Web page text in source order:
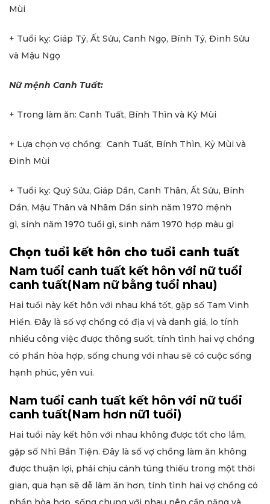
Mùi
+ Tuổi kỵ: Giáp Tý, Ất Sửu, Canh Ngọ, Bính Tý, Đinh Sửu
và Mậu Ngọ
Nữ mệnh Canh Tuất:
+ Trong làm ăn: Canh Tuất, Bính Thìn và Kỷ Mùi
+ Lựa chọn vợ chồng: Canh Tuất, Bính Thìn, Kỷ Mùi và
Đinh Mùi
+ Tuổi kỵ: Quý Sửu, Giáp Dần, Canh Thân, Ất Sửu, Bính
Dần, Mậu Thân và Nhâm Dần sinh năm 1970 mệnh
gì, sinh năm 1970 tuổi gì, sinh năm 1970 hợp màu gì
Chọn tuổi kết hôn cho tuổi canh tuất
Nam tuổi canh tuất kết hôn với nữ tuổi
canh tuất(Nam nữ bằng tuổi nhau)
Hai tuổi này kết hôn với nhau khá tốt, gặp số Tam Vinh
Hiển. Đây là số vợ chồng có địa vị và danh giá, lo tính
nhiều công việc được thông suốt, tính tình hai vợ chồng
có phần hòa hợp, sống chung với nhau sẽ có cuộc sống
hạnh phúc, yên vui.
Nam tuổi canh tuất kết hôn với nữ tuổi
canh tuất(Nam hơn nữ1 tuổi)
Hai tuổi này kết hôn với nhau không được tốt cho lắm,
gặp số Nhì Bần Tiện. Đây là số vợ chồng làm ăn không
được thuận lợi, phải chịu cảnh túng thiếu trong một thời
gian, qua hạn sẽ dễ làm ăn hơn, tính tình hai vợ chồng có